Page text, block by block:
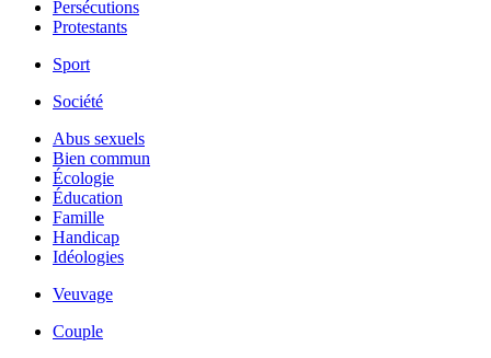
Persécutions
Protestants
Sport
Société
Abus sexuels
Bien commun
Écologie
Éducation
Famille
Handicap
Idéologies
Veuvage
Couple